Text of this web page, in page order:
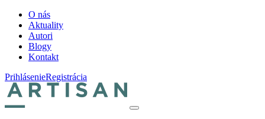
O nás
Aktuality
Autori
Blogy
Kontakt
PrihlásenieRegistrácia